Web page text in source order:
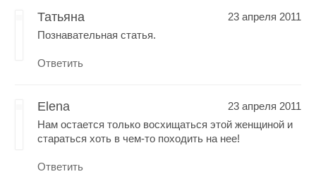
Татьяна
23 апреля 2011
Познавательная статья.
Ответить
Elena
23 апреля 2011
Нам остается только восхищаться этой женщиной и
стараться хоть в чем-то походить на нее!
Ответить